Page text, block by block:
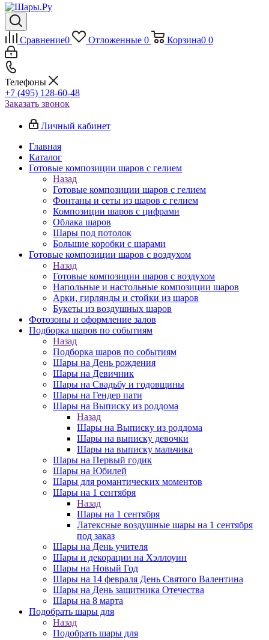
Сравнение0 Отложенные 0 Корзина0 0
Телефоны
+7 (495) 128-60-48
Заказать звонок
Личный кабинет
Главная
Каталог
Готовые композиции шаров с гелием
Назад
Готовые композиции шаров с гелием
Фонтаны и сеты из шаров с гелием
Композиции шаров с цифрами
Облака шаров
Шары под потолок
Большие коробки с шарами
Готовые композиции шаров с воздухом
Назад
Готовые композиции шаров с воздухом
Напольные и настольные композиции шаров
Арки, гирлянды и стойки из шаров
Букеты из воздушных шаров
Фотозоны и оформление залов
Подборка шаров по событиям
Назад
Подборка шаров по событиям
Шары на День рождения
Шары на Девичник
Шары на Свадьбу и годовщины
Шары на Гендер пати
Шары на Выписку из роддома
Назад
Шары на Выписку из роддома
Шары на выписку девочки
Шары на выписку мальчика
Шары на Первый годик
Шары на Юбилей
Шары для романтических моментов
Шары на 1 сентября
Назад
Шары на 1 сентября
Латексные воздушные шары на 1 сентября
под заказ
Шары на День учителя
Шары и декорации на Хэллоуин
Шары на Новый Год
Шары на 14 февраля День Святого Валентина
Шары на День защитника Отечества
Шары на 8 марта
Подобрать шары для
Назад
Подобрать шары для